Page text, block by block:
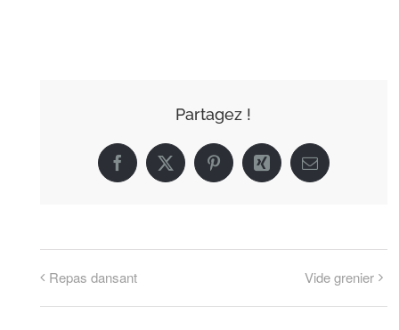
Partagez !
Facebook
X PinterestXing Email
Repas dansant Vide grenier